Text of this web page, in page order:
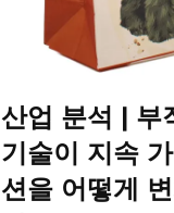
산업 분석 | 부
기술이 지속
션을 어떻게